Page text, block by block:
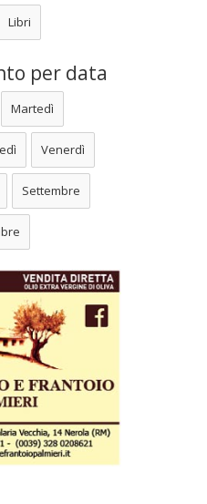
Libri
per data
Martedì
Venerdì
Settembre